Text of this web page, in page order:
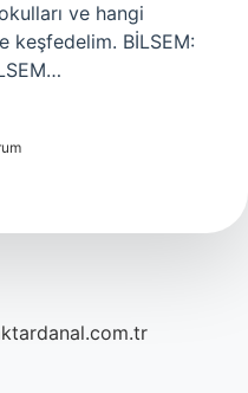
ve hangi
keşfedelim. BİLSEM: